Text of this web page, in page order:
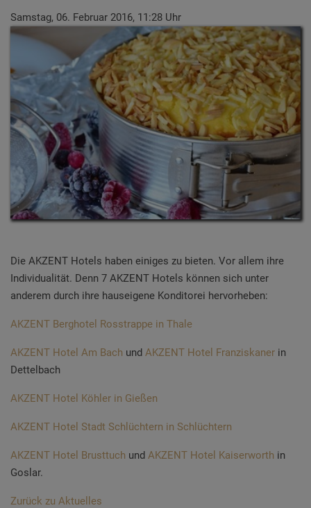
Samstag, 06. Februar 2016, 11:28 Uhr
Die AKZENT Hotels haben einiges zu bieten. Vor allem ihre
Individualität. Denn 7 AKZENT Hotels können sich unter
anderem durch ihre hauseigene Konditorei hervorheben:
AKZENT Berghotel Rosstrappe in Thale
AKZENT Hotel Am Bach und AKZENT Hotel Franziskaner in
Dettelbach
AKZENT Hotel Köhler in Gießen
AKZENT Hotel Stadt Schlüchtern in Schlüchtern
AKZENT Hotel Brusttuch und AKZENT Hotel Kaiserworth in
Goslar.
Zurück zu Aktuelles